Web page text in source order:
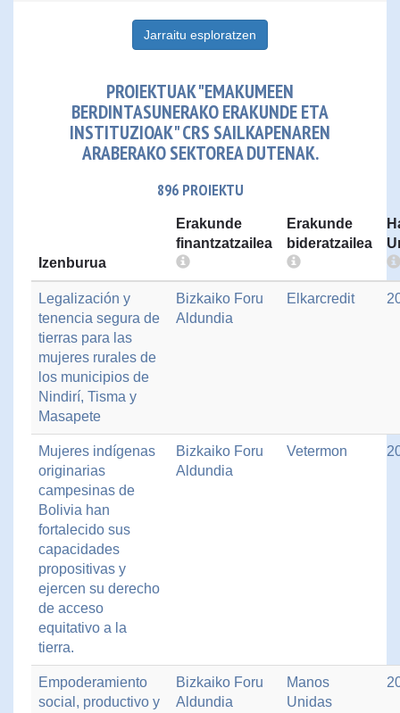
Jarraitu esploratzen
PROIEKTUAK "EMAKUMEEN
BERDINTASUNERAKO ERAKUNDE ETA
INSTITUZIOAK" CRS SAILKAPENAREN
ARABERAKO SEKTOREA DUTENAK.
896 PROIEKTU
Izenburua
Erakunde
finantzatzailea
Erakunde
bideratzailea
Legalización y
tenencia segura de
tierras para las
mujeres rurales de
los municipios de
Nindirí, Tisma y
Masapete
Bizkaiko Foru
Aldundia
Elkarcredit
Mujeres indígenas
originarias
campesinas de
Bolivia han
fortalecido sus
capacidades
propositivas y
ejercen su derecho
de acceso
equitativo a la
tierra.
Bizkaiko Foru
Aldundia
Vetermon
Empoderamiento
social, productivo y
Bizkaiko Foru
Aldundia
Manos
Unidas